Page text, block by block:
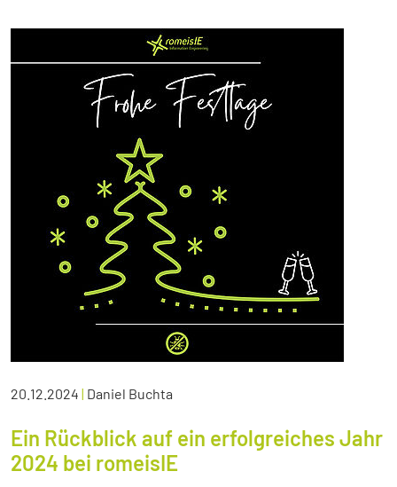
20.12.2024 | Daniel Buchta
Ein Rückblick auf ein erfolgreiches Jahr
2024 bei romeisIE